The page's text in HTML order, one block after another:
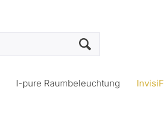
I-pure Raumbeleuchtung